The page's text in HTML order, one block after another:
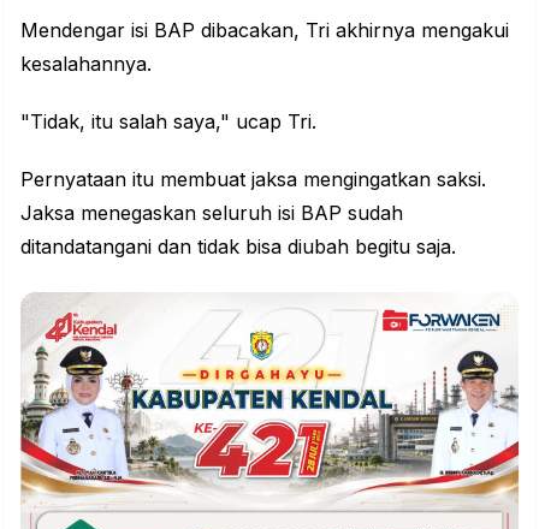
Mendengar isi BAP dibacakan, Tri akhirnya mengakui
kesalahannya.
"Tidak, itu salah saya," ucap Tri.
Pernyataan itu membuat jaksa mengingatkan saksi.
Jaksa menegaskan seluruh isi BAP sudah
ditandatangani dan tidak bisa diubah begitu saja.